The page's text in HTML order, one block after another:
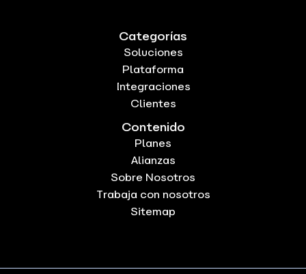
Categorías
Soluciones
Plataforma
Integraciones
Clientes
Contenido
Planes
Alianzas
Sobre Nosotros
Trabaja con nosotros
Sitemap